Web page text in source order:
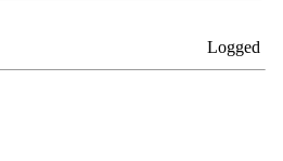
Logged